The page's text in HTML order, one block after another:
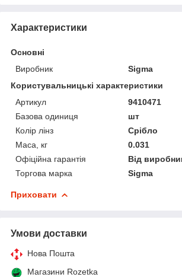
Характеристики
Основні
Виробник
Sigma
Користувальницькі характеристики
Артикул
9410471
Базова одиниця
шт
Колір лінз
Срібло
Маса, кг
0.031
Офіційна гарантія
Від
Торгова марка
Sigma
Приховати
Умови доставки
Нова Пошта
Магазини Rozetka